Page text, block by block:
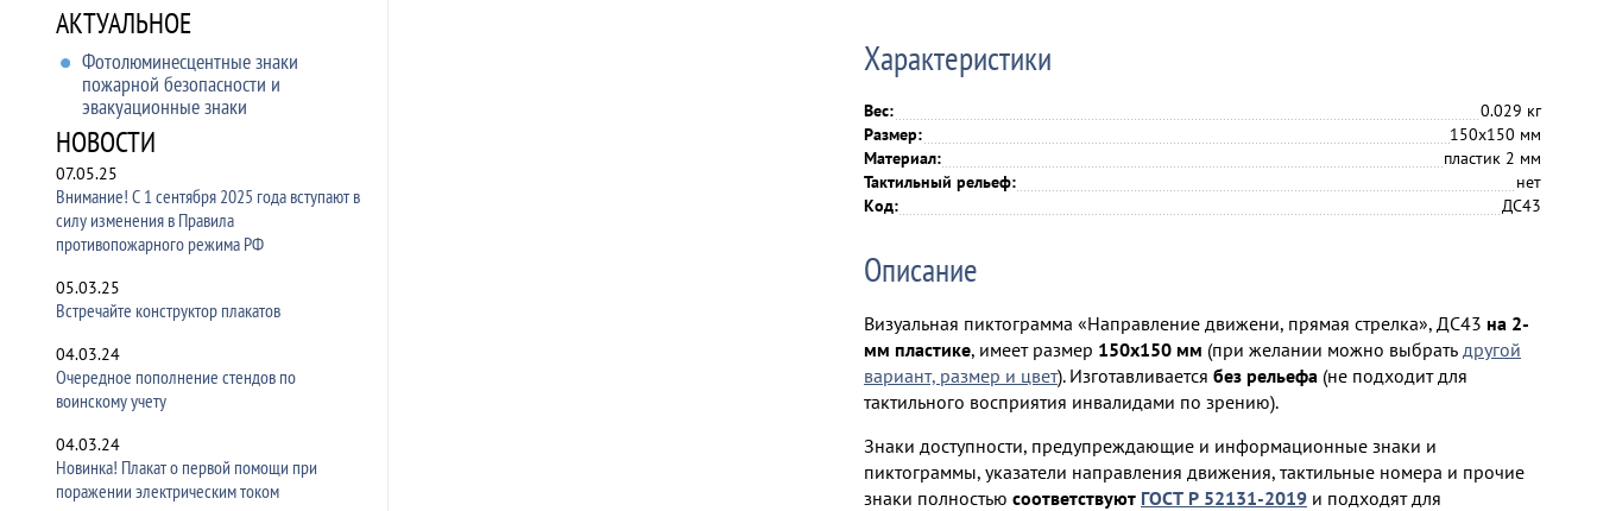
АКТУАЛЬНОЕ
Фотолюминесцентные знаки
пожарной безопасности и
эвакуационные знаки
НОВОСТИ
07.05.25
Внимание! С 1 сентября 2025 года вступают в
силу изменения в Правила
противопожарного режима РФ
05.03.25
Встречайте конструктор плакатов
04.03.24
Очередное пополнение стендов по
воинскому учету
04.03.24
Новинка! Плакат о первой помощи при
поражении электрическим током
Характеристики
Вес:
0.029 кг
Размер:
150х150 мм
Материал:
пластик 2 мм
Тактильный рельеф:
нет
Код:
ДС43
Описание
Визуальная пиктограмма «Направление движени, прямая стрелка», ДС43 на 2-
мм пластике, имеет размер 150х150 мм (при желании можно выбрать другой
вариант, размер и цвет). Изготавливается без рельефа (не подходит для
тактильного восприятия инвалидами по зрению).
Знаки доступности, предупреждающие и информационные знаки и
пиктограммы, указатели направления движения, тактильные номера и прочие
знаки полностью соответствуют ГОСТ Р 52131-2019 и подходят для